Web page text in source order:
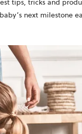
tips, tricks and
next milestone